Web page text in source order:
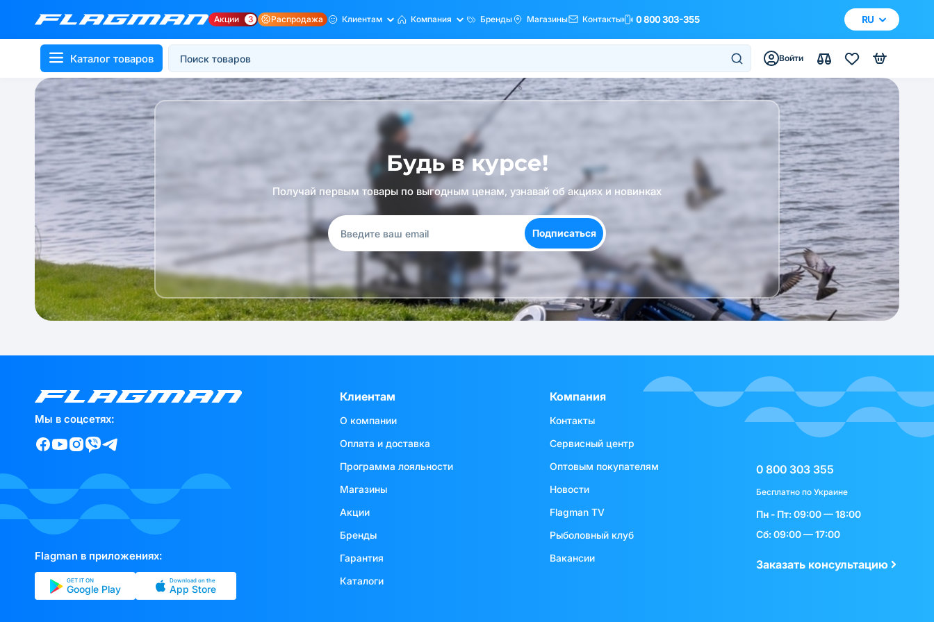
Акции 3 Распродажа Клиентам Компания Бренды Магазины Контакты 0 800 303-355 RU
Каталог товаров Войти
Будь в курсе!
Получай первым товары по выгодным ценам, узнавай об акциях и новинках
Подписаться
Мы в соцсетях:
Flagman в приложениях:
GET IT ON
Google Play
Download on the
App Store
Клиентам
О компании
Оплата и доставка
Программа лояльности
Магазины
Акции
Бренды
Гарантия
Каталоги
Компания
Контакты
Сервисный центр
Оптовым покупателям
Новости
Flagman TV
Рыболовный клуб
Вакансии
0 800 303 355
Бесплатно по Украине
Пн - Пт: 09:00 — 18:00
Сб: 09:00 — 17:00
Заказать консультацию